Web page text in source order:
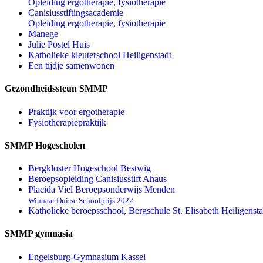
Opleiding ergotherapie, fysiotherapie
Canisiusstiftingsacademie
Opleiding ergotherapie, fysiotherapie
Manege
Julie Postel Huis
Katholieke kleuterschool Heiligenstadt
Een tijdje samenwonen
Gezondheidssteun SMMP
Praktijk voor ergotherapie
Fysiotherapiepraktijk
SMMP Hogescholen
Bergkloster Hogeschool Bestwig
Beroepsopleiding Canisiusstift Ahaus
Placida Viel Beroepsonderwijs Menden
Winnaar Duitse Schoolprijs 2022
Katholieke beroepsschool, Bergschule St. Elisabeth
SMMP gymnasia
Engelsburg-Gymnasium Kassel